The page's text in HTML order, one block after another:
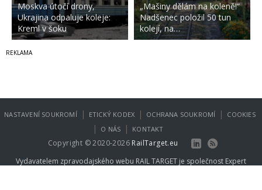
Moskva útočí drony,
Ukrajina odpaluje koleje:
Kreml v šoku
„Mašiny dělám na koleně!“
Nadšenec položil 50 tun
kolejí, na…
NASTAVENÍ SOUKROMÍ | ETICKÝ KODEX | OCHRANA SOUKROMÍ | COOKIES
| O NÁS | KONTAKT
Copyright © 2020-2026 RailTarget.eu
Vydavatelem zpravodajského webu RAIL TARGET je společnost Expert